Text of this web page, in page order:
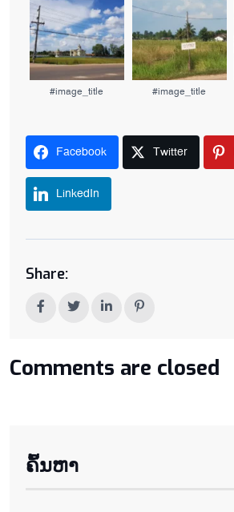
#image_title #image_title
Facebook Twitter
LinkedIn
Share:
Comments are closed
ຄົ້ນຫາ